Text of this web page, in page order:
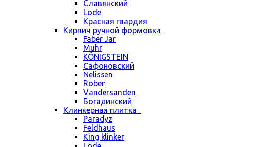
Славянский
Lode
Красная гвардия
Кирпич ручной формовки
Faber Jar
Muhr
KÖNIGSTEIN
Сафоновский
Nelissen
Roben
Vandersanden
Богадинский
Клинкерная плитка
Paradyz
Feldhaus
King klinker